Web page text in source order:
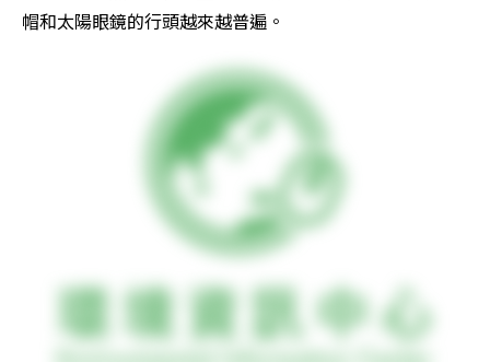
帽和太陽眼鏡的行頭越來越普遍。